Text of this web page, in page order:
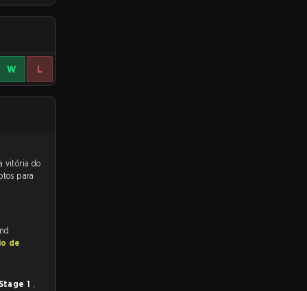
W L
a partida, e preveem a vitória do
para
de
1 ,